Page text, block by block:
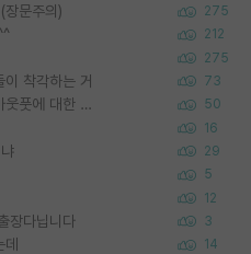
장문주의) 275
212
275
착각하는 거 73
포스텍 억까에 대해 (동문의 학문적 아웃풋에 대한 반박) 50
16
29
5
12
장다닙니다 3
14